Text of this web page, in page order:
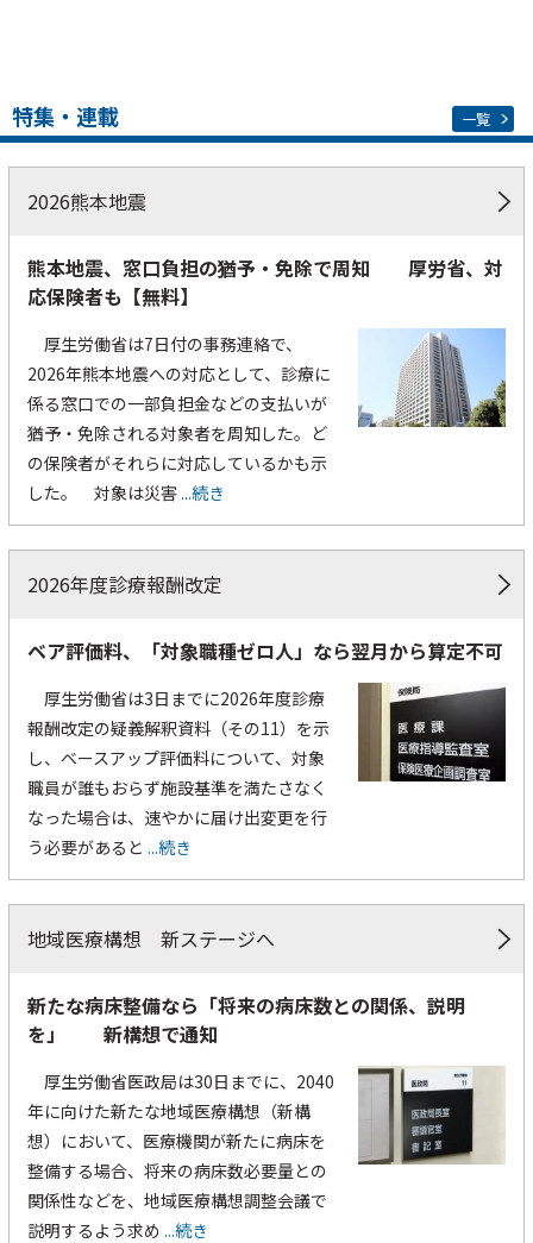
特集・連載 一覧
2026熊本地震
熊本地震、窓口負担の猶予・免除で周知 厚労省、対
応保険者も【無料】
厚生労働省は7日付の事務連絡で、
2026年熊本地震への対応として、診療に
係る窓口での一部負担金などの支払いが
猶予・免除される対象者を周知した。ど
の保険者がそれらに対応しているかも示
した。 対象は災害...続き
2026年度診療報酬改定
ベア評価料、「対象職種ゼロ人」なら翌月から算定不可
厚生労働省は3日までに2026年度診療
報酬改定の疑義解釈資料（その11）を示
し、ベースアップ評価料について、対象
職員が誰もおらず施設基準を満たさなく
なった場合は、速やかに届け出変更を行
う必要があると ...続き
地域医療構想 新ステージへ
新たな病床整備なら「将来の病床数との関係、説明
を」 新構想で通知
厚生労働省医政局は30日までに、2040
年に向けた新たな地域医療構想（新構
想）において、医療機関が新たに病床を
整備する場合、将来の病床数必要量との
関係性などを、地域医療構想調整会議で
説明するよう求め ...続き